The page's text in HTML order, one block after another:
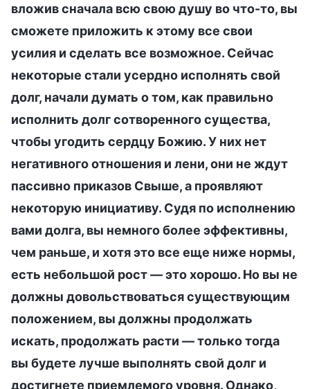
вложив сначала всю свою душу во что-то, вы
сможете приложить к этому все свои
усилия и сделать все возможное. Сейчас
некоторые стали усердно исполнять свой
долг, начали думать о том, как правильно
исполнить долг сотворенного существа,
чтобы угодить сердцу Божию. У них нет
негативного отношения и лени, они не ждут
пассивно приказов Свыше, а проявляют
некоторую инициативу. Судя по исполнению
вами долга, вы немного более эффективны,
чем раньше, и хотя это все еще ниже нормы,
есть небольшой рост — это хорошо. Но вы не
должны довольствоваться существующим
положением, вы должны продолжать
искать, продолжать расти — только тогда
вы будете лучше выполнять свой долг и
достигнете приемлемого уровня. Однако,